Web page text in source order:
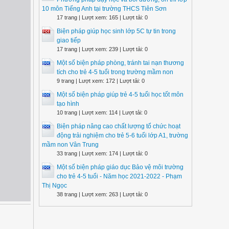
10 môn Tiếng Anh tại trường THCS Tiên Sơn
17 trang | Lượt xem: 165 | Lượt tải: 0
Biện pháp giúp học sinh lớp 5C tự tin trong
giao tiếp
17 trang | Lượt xem: 239 | Lượt tải: 0
Một số biện pháp phòng, tránh tai nạn thương
tích cho trẻ 4-5 tuổi trong trường mầm non
9 trang | Lượt xem: 172 | Lượt tải: 0
Một số biện pháp giúp trẻ 4-5 tuổi học tốt môn
tạo hình
10 trang | Lượt xem: 114 | Lượt tải: 0
Biện pháp nâng cao chất lượng tổ chức hoạt
động trải nghiệm cho trẻ 5-6 tuổi lớp A1, trường
mầm non Vân Trung
33 trang | Lượt xem: 174 | Lượt tải: 0
Một số biện pháp giáo dục Bảo vệ môi trường
cho trẻ 4-5 tuổi - Năm học 2021-2022 - Phạm
Thị Ngọc
38 trang | Lượt xem: 263 | Lượt tải: 0